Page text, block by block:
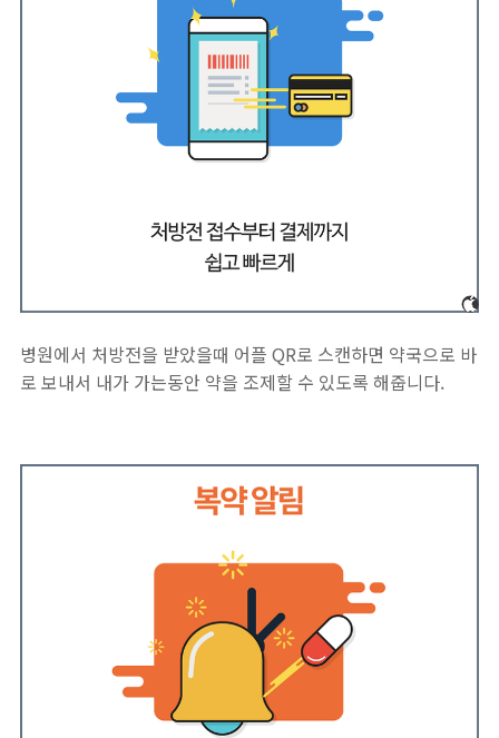
병원에서 처방전을 받았을때 어플 QR로 스캔하면 약국으로 바
로 보내서 내가 가는동안 약을 조제할 수 있도록 해줍니다.